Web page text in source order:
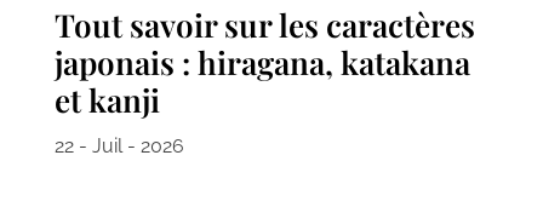
Tout savoir sur les caractères
japonais : hiragana, katakana
et kanji
22 - Juil - 2026